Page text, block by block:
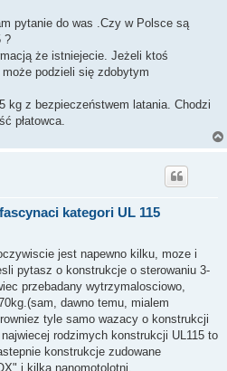
pytanie do was .Czy w Polsce są
?
że istniejecie. Jeżeli ktoś
podzieli się zdobytym
kg z bezpieczeństwem latania. Chodzi
płatowca.
kategori UL 115
jest napewno kilku, moze i
pytasz o konstrukcje o sterowaniu 3-
przebadany wytrzymalosciowo,
dawno temu, mialem
tyle samo wazacy o konstrukcji
rodzimych konstrukcji UL115 to
konstrukcje zudowane
i kilka nanomotolotni.